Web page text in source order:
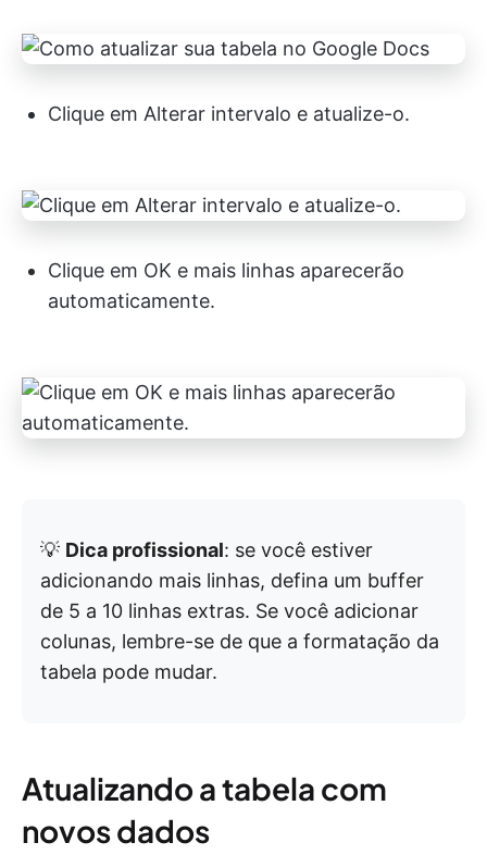
Clique em Alterar intervalo e atualize-o.
Clique em OK e mais linhas aparecerão
automaticamente.
💡 Dica profissional: se você estiver
adicionando mais linhas, defina um buffer
de 5 a 10 linhas extras. Se você adicionar
colunas, lembre-se de que a formatação da
tabela pode mudar.
Atualizando a tabela com
novos dados